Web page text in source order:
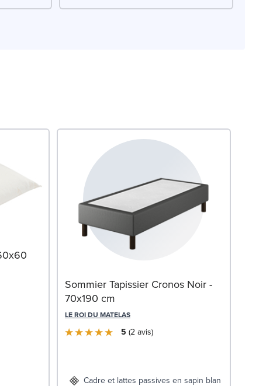
Sommier Tapissier Cronos Noir -
70x190 cm
LE ROI DU MATELAS
5 2avis
Cadre et lattes passives en sapin blanc